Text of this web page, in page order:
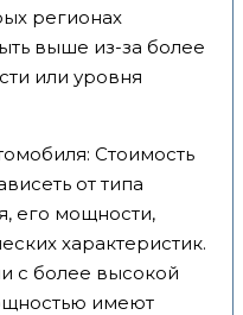
регионах
выше из-за более
или уровня
Стоимость
от типа
его мощности,
характеристик.
с более высокой
имеют